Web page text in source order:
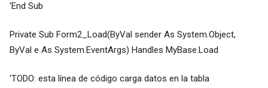
'End Sub
Private Sub Form2_Load(ByVal sender As System.Object,
ByVal e As System.EventArgs) Handles MyBase.Load
'TODO: esta línea de código carga datos en la tabla